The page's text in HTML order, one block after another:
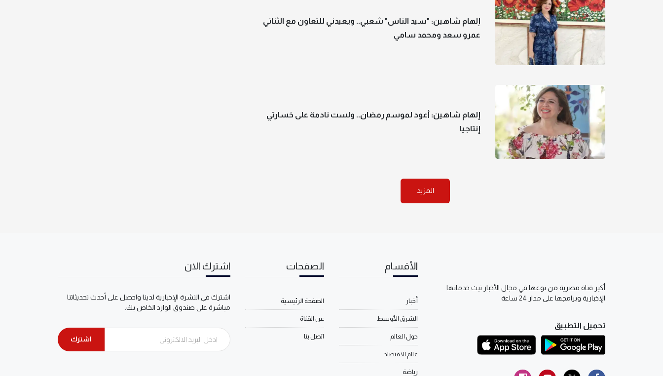
إلهام شاهين: "سيد الناس" شعبي.. ويعيدني للتعاون مع الثنائي
عمرو سعد ومحمد سامي
إلهام شاهين: أعود لموسم رمضان.. ولست نادمة على خسارتي
إنتاجيا
المزيد
أكبر قناة مصرية من نوعها في مجال الأخبار تبث خدماتها
الإخبارية وبرامجها على مدار 24 ساعة
تحميل التطبيق
الأقسام
أخبار
الشرق الأوسط
حول العالم
عالم الاقتصاد
رياضة
الصفحات
الصفحة الرئيسية
عن القناة
اتصل بنا
اشترك الان
اشترك في النشرة الإخبارية لدينا واحصل على أحدث تحديثاتنا
مباشرة على صندوق الوارد الخاص بك.
اشترك